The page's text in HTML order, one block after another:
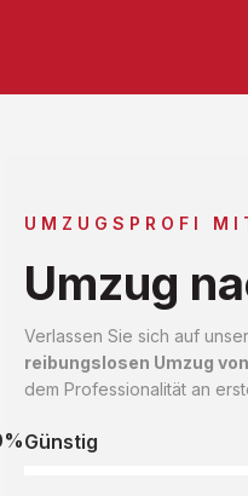
UMZUGSPROFI
Umzug
Verlassen Sie sich auf
reibungslosen Umzug
dem Professionalität an
Günstig